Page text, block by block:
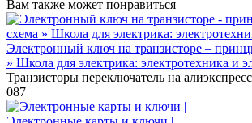
Вам также может понравиться
Электронный ключ на транзисторе –
» Школа для электрика: электротехника и
Транзисторы переключатель на
087